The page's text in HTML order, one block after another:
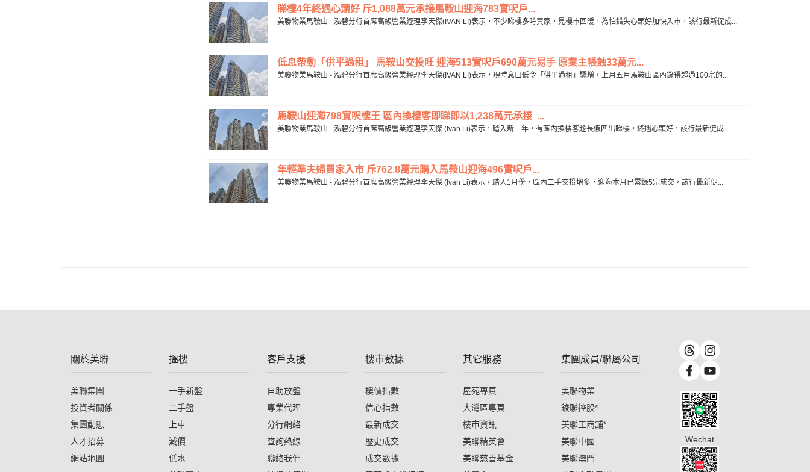
睇樓4年終遇心頭好 斥1,088萬元承接馬鞍山迎海783實呎戶...
美聯物業馬鞍山 - 泓碧分行首席高級營業經理李天傑(IVAN LI)表示，不少睇樓多時買家，見樓市回暖，為怕錯失心頭好加快入市，該行最新促成...
低息帶動「供平過租」 馬鞍山交投旺 迎海513實呎戶690萬元易手 原業主帳蝕33萬元...
美聯物業馬鞍山 - 泓碧分行首席高級營業經理李天傑(IVAN LI)表示，現時息口低令「供平過租」驟增，上月五月馬鞍山區內錄得超過100宗的...
馬鞍山迎海798實呎樓王 區內換樓客即睇即以1,238萬元承接 ...
美聯物業馬鞍山 - 泓碧分行首席高級營業經理李天傑 (Ivan Li)表示，踏入新一年，有區內換樓客趁長假四出睇樓，終遇心頭好，該行最新促成...
年輕準夫婦買家入市 斥762.8萬元購入馬鞍山迎海496實呎戶...
美聯物業馬鞍山 - 泓碧分行首席高級營業經理李天傑 (Ivan Li)表示，踏入1月份，區內二手交投增多，迎海本月已累錄5宗成交，該行最新促...
關於美聯
美聯集團
投資者關係
集團動態
人才招募
網站地圖
搵樓
一手新盤
二手盤
上車
減價
低水
客戶支援
自助放盤
專業代理
分行網絡
查詢熱線
聯絡我們
樓市數據
樓價指數
信心指數
最新成交
歷史成交
成交數據
其它服務
屋苑專頁
大灣區專頁
樓市資訊
美聯精英會
美聯慈善基金
集團成員/聯屬公司
美聯物業
鋑聯控股*
美聯工商舖*
美聯中國
美聯澳門
Wechat